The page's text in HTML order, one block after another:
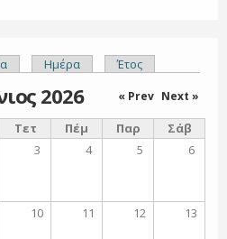
καρτέλες
Ημέρα Έτος
2026 « Prev Next »
Τετ Πέμ Παρ
Σάβ
3 4 5 6
10 11 12 13